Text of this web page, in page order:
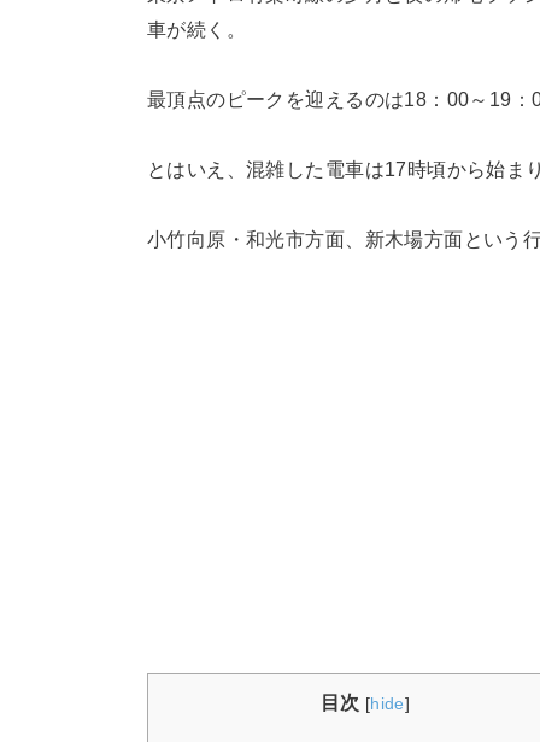
車が続く。
最頂点のピークを迎えるのは18：00～19
とはいえ、混雑した電車は17時頃から始ま
小竹向原・和光市方面、新木場方面という
目次 [hide]